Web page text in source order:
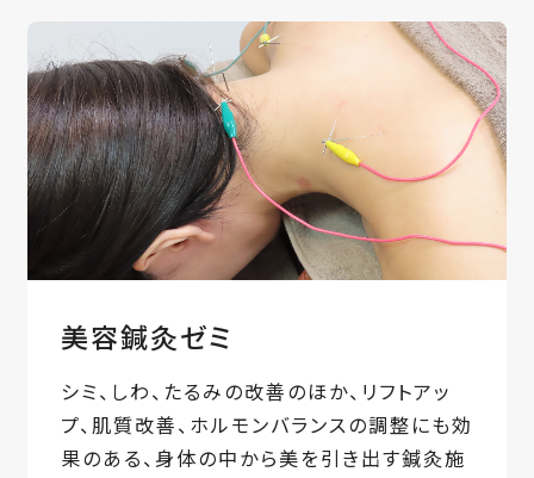
美容鍼灸ゼミ
シミ、しわ、たるみの改善のほか、リフトアッ
プ、肌質改善、ホルモンバランスの調整にも効
果のある、身体の中から美を引き出す鍼灸施